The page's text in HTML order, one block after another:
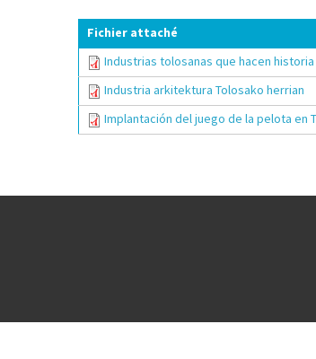
Fichier attaché
Industrias tolosanas que hacen historia
Industria arkitektura Tolosako herrian
Implantación del juego de la pelota en